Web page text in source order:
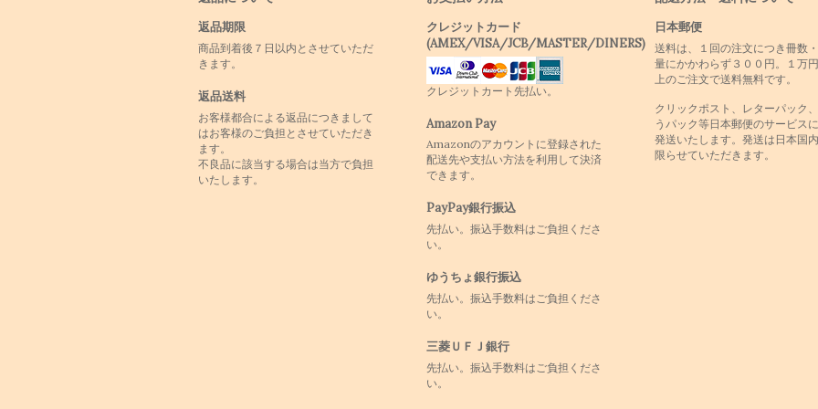
返品期限
商品到着後７日以内とさせていただ
きます。
返品送料
お客様都合による返品につきまして
はお客様のご負担とさせていただき
ます。
不良品に該当する場合は当方で負担
いたします。
クレジットカード
(AMEX/VISA/JCB/MASTER/DINERS)
クレジットカート先払い。
Amazon Pay
Amazonのアカウントに登録された
配送先や支払い方法を利用して決済
できます。
PayPay銀行振込
先払い。振込手数料はご負担くださ
い。
ゆうちょ銀行振込
先払い。振込手数料はご負担くださ
い。
三菱ＵＦＪ銀行
先払い。振込手数料はご負担くださ
い。
日本郵便
送料は、１回の注文につき冊数
量にかかわらず３００円。１万
上のご注文で送料無料です。
クリックポスト、レターパック
うパック等日本郵便のサービス
発送いたします。発送は日本国
限らせていただきます。